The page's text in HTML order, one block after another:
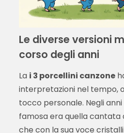
Le diverse versioni
corso degli anni
La i 3 porcellini canzone
interpretazioni nel tempo,
tocco personale. Negli
famosa era quella cantata
che con la sua voce